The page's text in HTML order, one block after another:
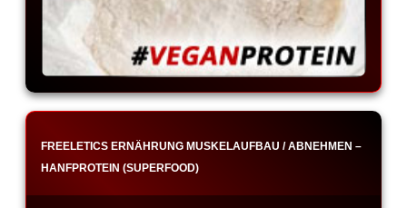
FREELETICS ERNÄHRUNG MUSKELAUFBAU / ABNEHMEN –
HANFPROTEIN (SUPERFOOD)